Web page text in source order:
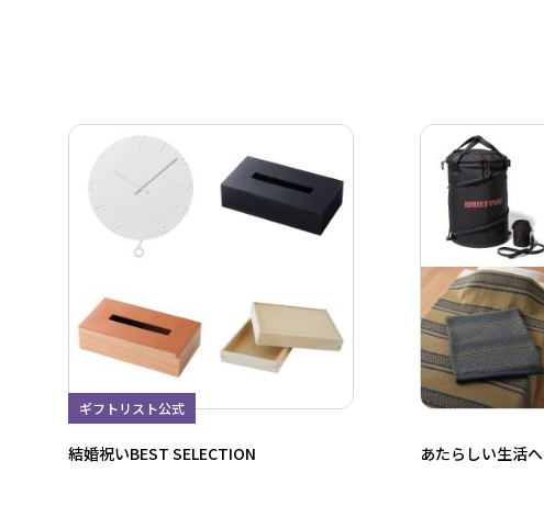
ギフトリスト公式
結婚祝いBEST SELECTION あたらしい生活へ